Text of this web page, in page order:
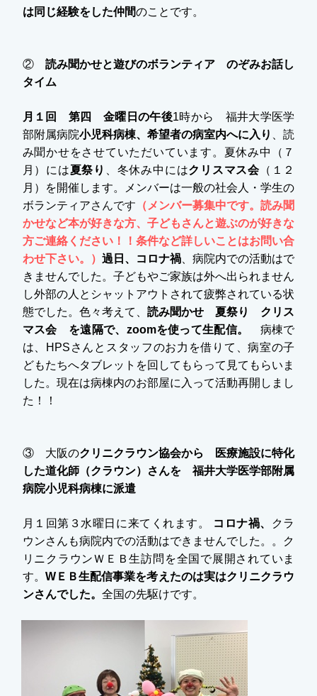
は同じ経験をした仲間のことです。
② 読み聞かせと遊びのボランティア
のぞみお話し
タイム
月１回 第四 金曜日の午後1時から 福井大学医学
部附属病院小児科病棟、希望者の病室内へに入り
、読
み聞かせをさせていただいています。夏休み中（７
月）には夏祭り 、冬休み中にはクリスマス会（１２
月）を開催します。メンバーは一般の社会人・学生の
ボランティアさんです （メンバー募集中です。読み聞
かせなど本が好きな方、子どもさんと遊ぶのが好きな
方ご連絡ください！！条件など詳しいことはお問い合
わせ下さい。） 過日、コロナ禍 、病院内での活動はで
きませんでした。子どもやご家族は外へ出られません
し外部の人とシャットアウトされて疲弊されている状
態でした。色々考えて、 読み聞かせ 夏祭り クリス
マス会 を遠隔で、zoomを使って生配信。 病棟で
は、HPSさんとスタッフのお力を借りて、病室の子
どもたちへタブレットを回してもらって見てもらいま
した。現在は病棟内のお部屋に入って活動再開しまし
た！！
③ 大阪のクリニクラウン協会から 医療施設に特化
した道化師（クラウン）さんを 福井大学医学部附属
病院小児科病棟に派遣
月１回第３水曜日に来てくれます。 コロナ禍、
クラ
ウンさんも病院内での活動はできませんでした。。ク
リニクラウンＷＥＢ生訪問を全国で展開されていま
す。 WＥＢ生配信事業を考えたのは実はクリニクラウ
ンさんでした。 全国の先駆けです。